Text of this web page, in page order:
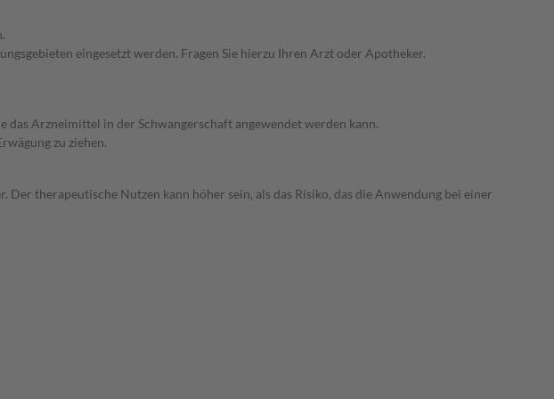
eingesetzt werden. Fragen Sie hierzu Ihren Arzt oder Apotheker.
das Arzneimittel in der Schwangerschaft angewendet werden kann.
zu ziehen.
therapeutische Nutzen kann höher sein, als das Risiko, das die Anwendung bei einer